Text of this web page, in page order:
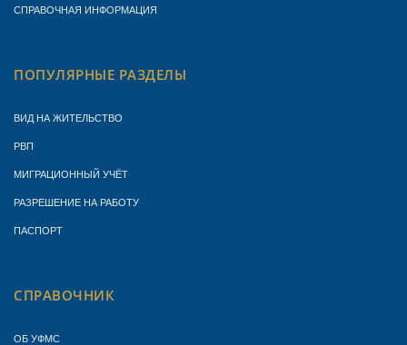
СПРАВОЧНАЯ ИНФОРМАЦИЯ
ПОПУЛЯРНЫЕ РАЗДЕЛЫ
ВИД НА ЖИТЕЛЬСТВО
РВП
МИГРАЦИОННЫЙ УЧЁТ
РАЗРЕШЕНИЕ НА РАБОТУ
ПАСПОРТ
СПРАВОЧНИК
ОБ УФМС